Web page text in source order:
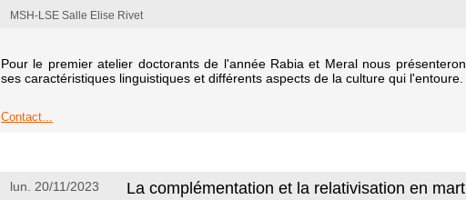
MSH-LSE Salle Elise Rivet
Pour le premier atelier doctorants de l'année Rabia et Meral nous
ses caractéristiques linguistiques et différents aspects de la culture qui l'entoure.
Contact...
lun. 20/11/2023
La complémentation et la relativisation en